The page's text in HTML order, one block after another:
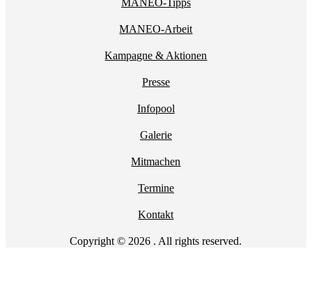
MANEO-Tipps
MANEO-Arbeit
Kampagne & Aktionen
Presse
Infopool
Galerie
Mitmachen
Termine
Kontakt
Copyright © 2026 . All rights reserved.